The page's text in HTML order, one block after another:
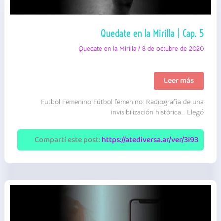
Quedate en la Mirilla | Cap. 5
Quedate en la Mirilla /8 de octubre de 2020
Quedate
en
Mirilla
|
5
Leer más
Futbol Femenino Fútbol femenino: Radiografía de una
invisibilización histórica… Llegó
Compartí este post:https://atediversa.ar/ver/3i93